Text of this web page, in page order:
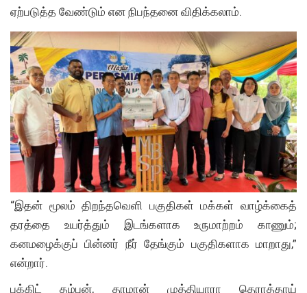
ஏற்படுத்த வேண்டும் என நிபந்தனை விதிக்கலாம்.
“இதன் மூலம் திறந்தவெளி பகுதிகள் மக்கள் வாழ்க்கைத்
தரத்தை உயர்த்தும் இடங்களாக உருமாற்றம் காணும்;
கனமழைக்குப் பின்னர் நீர் தேங்கும் பகுதிகளாக மாறாது,”
என்றார்.
புக்கிட் தம்புன், தாமான் முத்தியாரா தெராத்தாய்